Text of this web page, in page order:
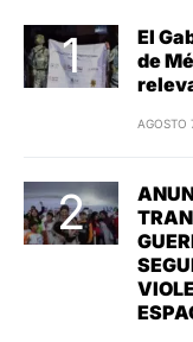
El
de
AGOSTO